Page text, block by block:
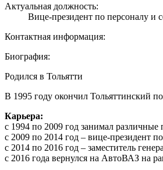
Актуальная должность:
Вице-президент по персоналу и
Контактная информация:
Биография:
Родился в Тольятти
В 1995 году окончил Тольяттинский
Карьера:
с 1994 по 2009 год занимал
с 2009 по 2014 год – вице-президент
с 2014 по 2016 год – заместитель
с 2016 года вернулся на АвтоВАЗ на